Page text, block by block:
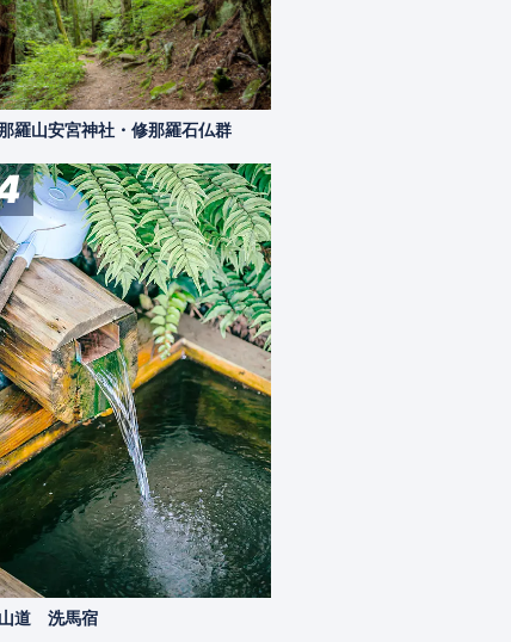
まつもと城下町湧水群
松本平は二千メートルから三千メートル
級の山々に囲まれた盆地です。 山地に
降った雨はいったん地下深くへ蓄えられ、
長い時間を経て再び地上へと湧き出しま
す。 松本の中心市街地にある井戸は、
いわば自然と人のくらしとのつなぎ目。古
くから松本の特産である酒造りや味噌づく
羅山安宮神社・修那羅石仏群
道 洗馬宿